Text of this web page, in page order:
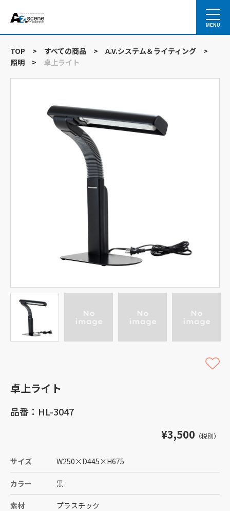
MENU
TOP > すべての商品 > A.V.システム＆ライティング
>
照明
> 卓上ライト
卓上ライト
品番：HL-3047
¥3,500 （税別）
サイズ W250×D445×H675
カラー 黒
素材 プラスチック